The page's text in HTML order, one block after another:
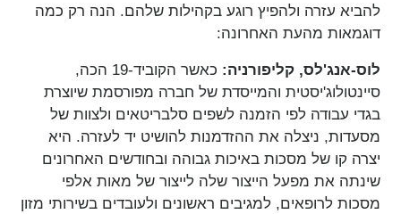
להביא עזרה ולהפיץ רוגע בקהילות שלהם. הנה רק כמה
דוגמאות מהעת האחרונה:
לוס-אנג'לס, קליפורניה:
כאשר הקוביד-19 הכה,
סיינטולוג'יסטית והמייסדת של חברה מפורסמת שיוצרת
בגדי עבודה לפי הזמנה לשפים סלבריטאים ולצוות של
מסעדות, ניצלה את ההזדמנות להושיט יד לעזרה. היא
יצרה קו של מסכות באיכות גבוהה ובחודשים האחרונים
שינתה את מפעל הייצור שלה לייצור של מאות אלפי
מסכות לרופאים, למגיבים ראשונים ולעובדים בשירותי מזון